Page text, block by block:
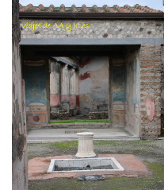
P
o
m
p
e
y
a
,
u